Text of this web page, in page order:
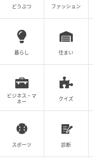
どうぶつ ファッション
暮らし 住まい
ビジネス・マ
ネー
クイズ
スポーツ 診断